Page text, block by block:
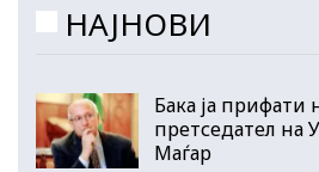
НАЈНОВИ
Бака ја прифати
претседател на
Маѓар